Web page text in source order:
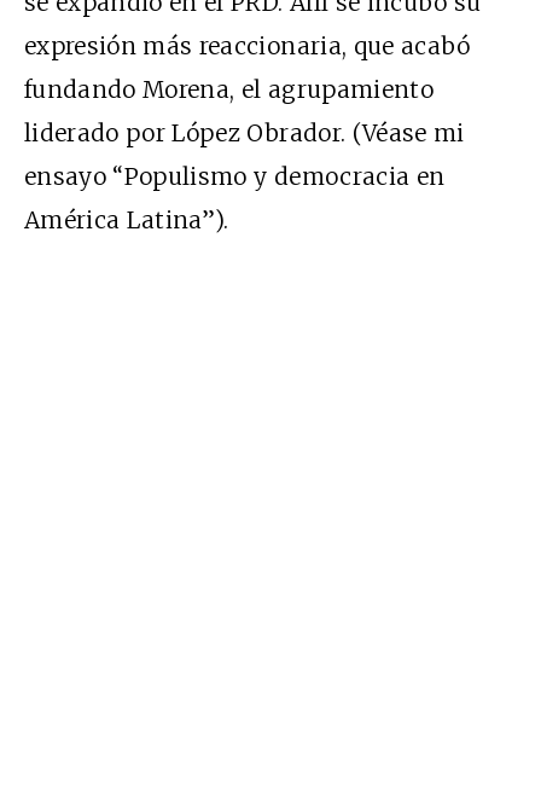
expresión más reaccionaria, que acabó
fundando Morena, el agrupamiento
liderado por López Obrador. (Véase mi
ensayo “Populismo y democracia en
América Latina”).